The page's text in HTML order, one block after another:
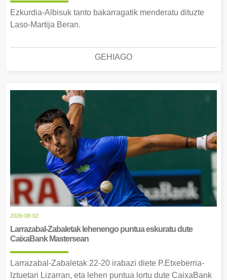
Ezkurdia-Albisuk tanto bakarragatik menderatu dituzte
Laso-Martija Beran.
GEHIAGO
2026-08-02
Larrazabal-Zabaletak lehenengo puntua eskuratu dute
CaixaBank Mastersean
Larrazabal-Zabaletak 22-20 irabazi diete P.Etxeberria-
Iztuetari Lizarran, eta lehen puntua lortu dute CaixaBank